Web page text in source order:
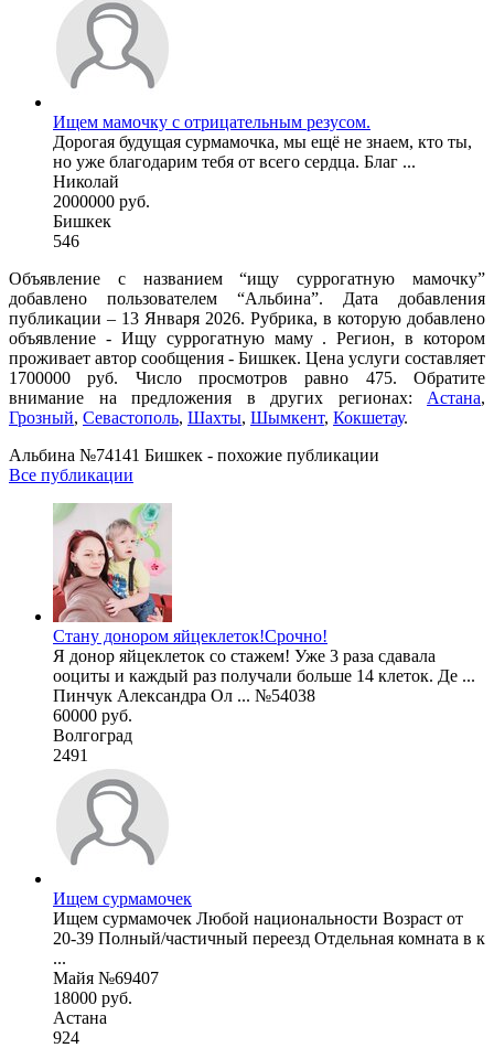
Ищем мамочку с отрицательным резусом.
Дорогая будущая сурмамочка, мы ещё не знаем, кто ты,
но уже благодарим тебя от всего сердца. Благ ...
Николай
2000000 руб.
Бишкек
546
Объявление с названием “ищу суррогатную мамочку”
добавлено пользователем “Альбина”. Дата добавления
публикации – 13 Января 2026. Рубрика, в которую добавлено
объявление - Ищу суррогатную маму . Регион, в котором
проживает автор сообщения - Бишкек. Цена услуги составляет
1700000 руб. Число просмотров равно 475. Обратите
внимание на предложения в других регионах: Астана,
Грозный, Севастополь, Шахты, Шымкент, Кокшетау.
Альбина №74141 Бишкек - похожие публикации
Все публикации
Стану донором яйцеклеток!Срочно!
Я донор яйцеклеток со стажем! Уже 3 раза сдавала
ооциты и каждый раз получали больше 14 клеток. Де ...
Пинчук Александра Ол ... №54038
60000 руб.
Волгоград
2491
Ищем сурмамочек
Ищем сурмамочек Любой национальности Возраст от
20-39 Полный/частичный переезд Отдельная комната в к
...
Майя №69407
18000 руб.
Астана
924